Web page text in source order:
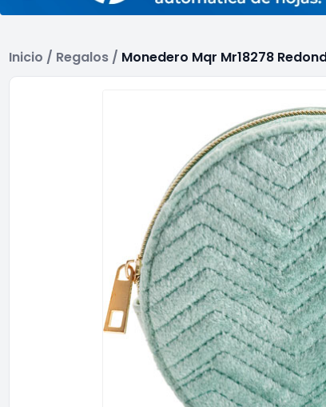
Inicio / Regalos / Monedero Mqr Mr18278